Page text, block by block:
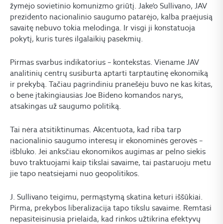
žymėjo sovietinio komunizmo griūtį. Jake‘o Sullivano, JAV
prezidento nacionalinio saugumo patarėjo, kalba praėjusią
savaitę nebuvo tokia melodinga. Ir visgi ji konstatuoja
pokytį, kuris turės ilgalaikių pasekmių.
Pirmas svarbus indikatorius – kontekstas. Viename JAV
analitinių centrų susiburta aptarti tarptautinę ekonomiką
ir prekybą. Tačiau pagrindiniu pranešėju buvo ne kas kitas,
o bene įtakingiausias Joe Bideno komandos narys,
atsakingas už saugumo politiką.
Tai nėra atsitiktinumas. Akcentuota, kad riba tarp
nacionalinio saugumo interesų ir ekonominės gerovės –
išbluko. Jei anksčiau ekonomikos augimas ar pelno siekis
buvo traktuojami kaip tikslai savaime, tai pastaruoju metu
jie tapo neatsiejami nuo geopolitikos.
J. Sullivano teigimu, permąstymą skatina keturi iššūkiai.
Pirma, prekybos liberalizacija tapo tikslu savaime. Remtasi
nepasiteisinusia prielaida, kad rinkos užtikrina efektyvų